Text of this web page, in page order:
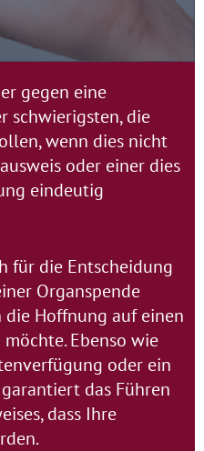
gegen eine
schwierigsten, die
wenn dies nicht
oder einer dies
eindeutig
für die Entscheidung
Organspende
Hoffnung auf einen
Ebenso wie
oder ein
das Führen
dass Ihre